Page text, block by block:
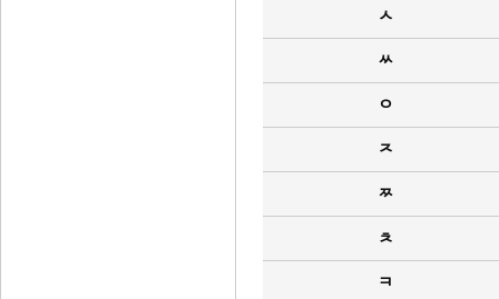
ㅅ
ㅆ
ㅇ
ㅈ
ㅉ
ㅊ
ㅋ